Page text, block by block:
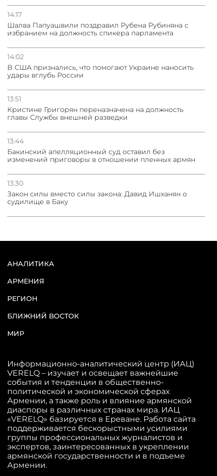
14:17
Шалва Папуашвили поздравил Рубена Рубиняна с
избранием на должность спикера парламента
14:02
В США признались, что помогают Украине наносить
удары вглубь России
13:51
Кристине Григорян переназначена на должность
главы Службы внешней разведки
13:44
Бакинский апелляционный суд оставил без
изменений приговоры в отношении пленных армян
13:30
Закон силы вместо силы закона: Давид Ишханян о
судилище в Баку
АНАЛИТИКА
АРМЕНИЯ
РЕГИОН
БЛИЖНИЙ ВОСТОК
МИР
Информационно-аналитический центр (ИАЦ)
VERELQ – изучает и освещает важнейшие
события и тенденции в общественно-
политической и экономической сферах
Армении, а также роль и влияние армянской
диаспоры в различных странах мира. ИАЦ
«VERELQ» базируется в Ереване. Работа сайта
поддерживается бескорыстными усилиями
группы профессиональных журналистов и
экспертов, заинтересованных в укреплении
армянской государственности и в подъеме
Армении.